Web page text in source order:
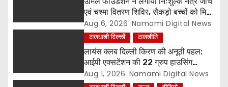
एवं चश्मा वितरण शिविर, सैकड़ो बच्चों को मिला
लाभ
Aug 6, 2026 Namami Digital News
राजधानी दिल्ली राजनीति
लायंस क्लब दिल्ली किरण की अनूठी पहल:
आईपी एक्सटेंशन की 22 ग्रुप हाउसिंग
सोसायटियों के बीच पर्यावरण संरक्षण एवं
पौधारोपण प्रतियोगिता, संयोजक लायन सुरेश
Aug 1, 2026 Namami Digital News